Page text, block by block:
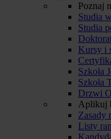
Poznaj
Studia
Studia
Kursy i
Szkoła
Szkoła
Drzwi
Aplikuj
Zasady
Listy